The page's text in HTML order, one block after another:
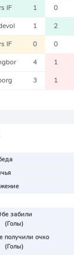
IF 1 0
1 2
IF 0 0
4 1
3 1
забили
(Голы)
получили очко
(Голы)